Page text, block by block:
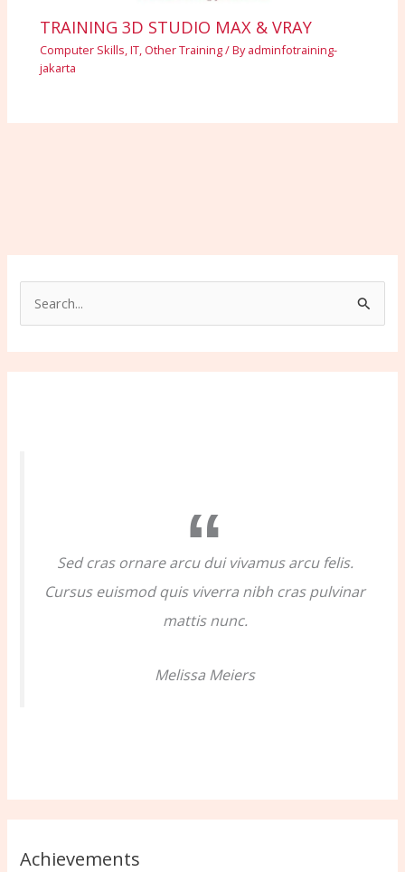
TRAINING 3D STUDIO MAX & VRAY
Computer Skills,IT, Other Training/ Byadminfotraining-
jakarta
Sed cras ornare arcu dui vivamus arcu felis.
Cursus euismod quis viverra nibh cras pulvinar
mattis nunc.
Melissa Meiers
Achievements